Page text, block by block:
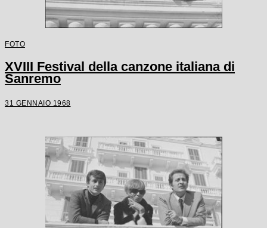
FOTO
XVIII Festival della canzone italiana di
Sanremo
31 GENNAIO 1968